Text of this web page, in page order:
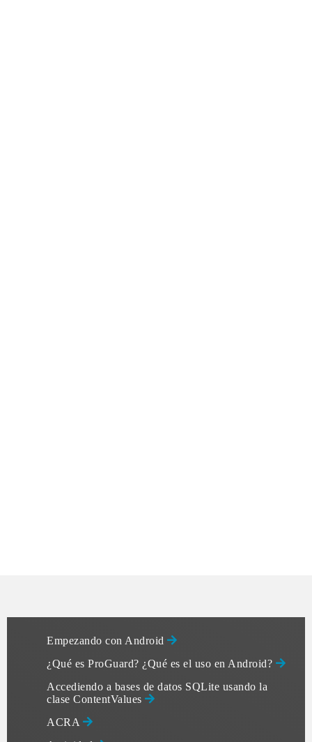
Empezando con Android
¿Qué es ProGuard? ¿Qué es el uso en Android?
Accediendo a bases de datos SQLite usando la
clase ContentValues
ACRA